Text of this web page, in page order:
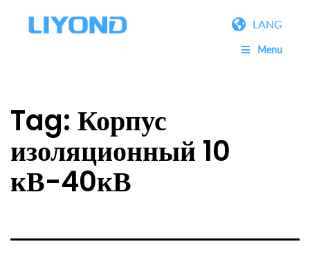
LANG
Menu
Tag: Корпус
изоляционный 10
кВ-40кВ